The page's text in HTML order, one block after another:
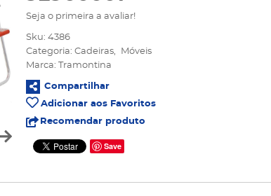
Seja o primeira a avaliar!
Sku: 4386
Categoria: Cadeiras
Móveis
Marca: Tramontina
Compartilhar
Adicionar aos Favoritos
Recomendar produto
Save